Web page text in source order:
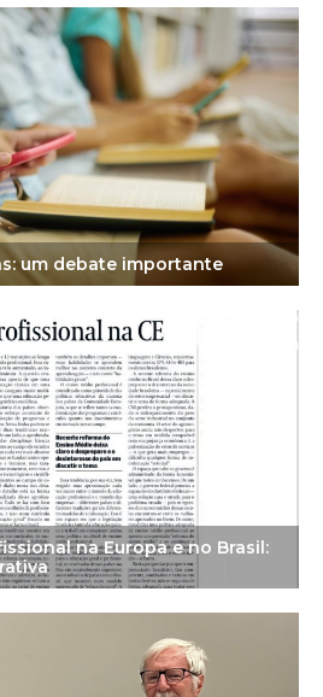
um debate importante
na Europa e no Brasil: